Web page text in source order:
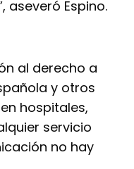
aseveró Espino.
al derecho a
y otros
hospitales,
servicio
no hay